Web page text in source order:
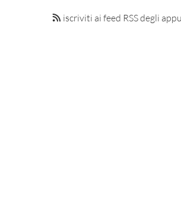
iscriviti ai feed RSS degli